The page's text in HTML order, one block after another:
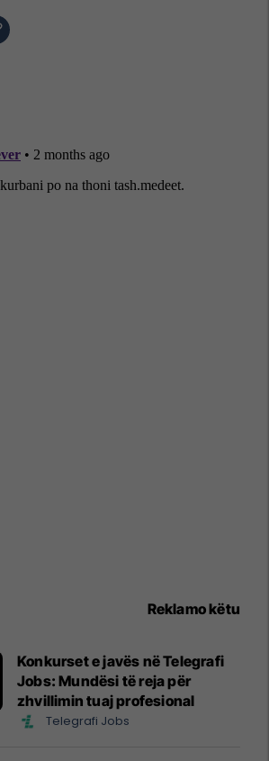
Reklamo këtu
Konkurset e javës në Telegrafi
Jobs: Mundësi të reja për
zhvillimin tuaj profesional
Telegrafi Jobs